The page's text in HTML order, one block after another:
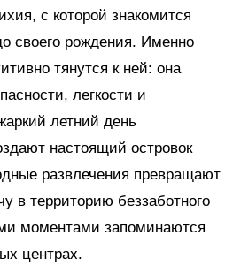
с которой знакомится
своего рождения. Именно
тянутся к ней: она
легкости и
летний день
настоящий островок
развлечения превращают
в территорию беззаботного
моментами запоминаются
центрах.